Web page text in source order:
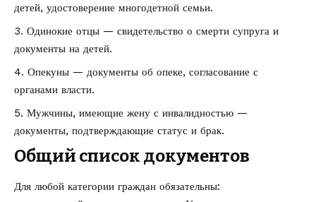
детей, удостоверение многодетной семьи.
Одинокие отцы — свидетельство о смерти супруга и
документы на детей.
Опекуны — документы об опеке, согласование с
органами власти.
Мужчины, имеющие жену с инвалидностью —
документы, подтверждающие статус и брак.
Общий список документов
Для любой категории граждан обязательны: